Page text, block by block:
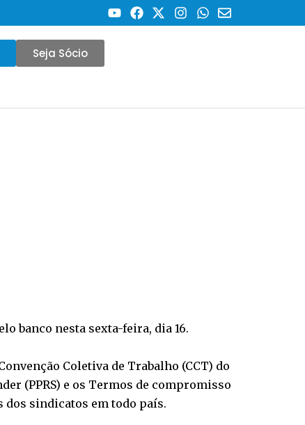
Seja Sócio
banco nesta sexta-feira, dia 16.
Coletiva de Trabalho (CCT) do
(PPRS) e os Termos de compromisso
dos sindicatos em todo país.